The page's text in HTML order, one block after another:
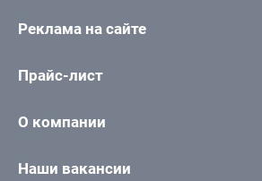
Реклама на сайте
Прайс-лист
О компании
Наши вакансии